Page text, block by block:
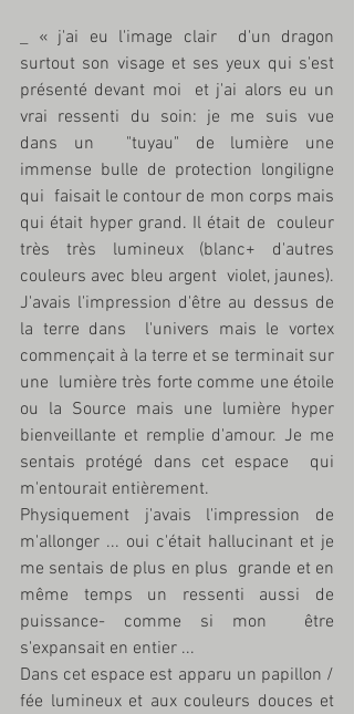
_ « j'ai eu l'image clair  d'un dragon
surtout son visage et ses yeux qui s'est
présenté devant moi  et j'ai alors eu un
vrai ressenti du soin: je me suis vue
dans un  "tuyau" de lumière une
immense bulle de protection longiligne
qui  faisait le contour de mon corps mais
qui était hyper grand. Il était de  couleur
très très lumineux (blanc+ d'autres
couleurs avec bleu argent  violet, jaunes).
J'avais l'impression d'être au dessus de
la terre dans  l'univers mais le vortex
commençait à la terre et se terminait sur
une  lumière très forte comme une étoile
ou la Source mais une lumière hyper
bienveillante et remplie d'amour. Je me
sentais protégé dans cet espace  qui
m'entourait entièrement.
Physiquement j'avais l'impression de
m'allonger ... oui c'était hallucinant et je
me sentais de plus en plus  grande et en
même temps un ressenti aussi de
puissance- comme si mon  être
s'expansait en entier ...
Dans cet espace est apparu un papillon /
fée lumineux et aux couleurs douces et